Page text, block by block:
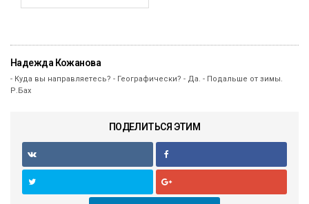
Надежда Кожанова
- Куда вы направляетесь? - Географически? - Да. - Подальше от зимы.
Р.Бах
ПОДЕЛИТЬСЯ ЭТИМ